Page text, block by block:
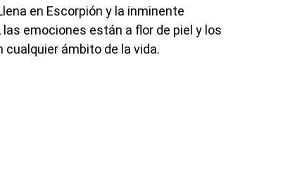
en Escorpión y la inminente
emociones están a flor de piel y los
ámbito de la vida.